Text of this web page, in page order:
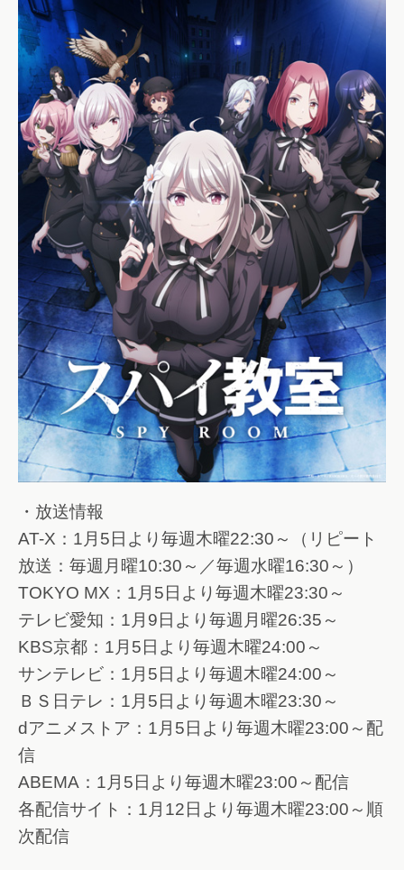
・放送情報
AT-X：1月5日より毎週木曜22:30～（リピート
放送：毎週月曜10:30～／毎週水曜16:30～）
TOKYO MX：1月5日より毎週木曜23:30～
テレビ愛知：1月9日より毎週月曜26:35～
KBS京都：1月5日より毎週木曜24:00～
サンテレビ：1月5日より毎週木曜24:00～
ＢＳ日テレ：1月5日より毎週木曜23:30～
dアニメストア：1月5日より毎週木曜23:00～配
信
ABEMA：1月5日より毎週木曜23:00～配信
各配信サイト：1月12日より毎週木曜23:00～順
次配信